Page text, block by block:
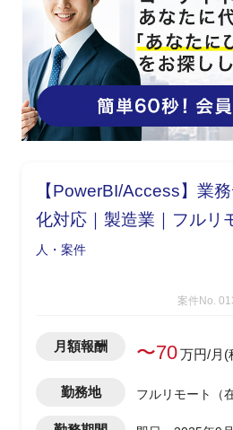
【PowerBI/Access】業
化対応｜製造業｜フルリ
人・案件
案件No.
月額報酬 〜70万円/月(
勤務地 フルリモート（